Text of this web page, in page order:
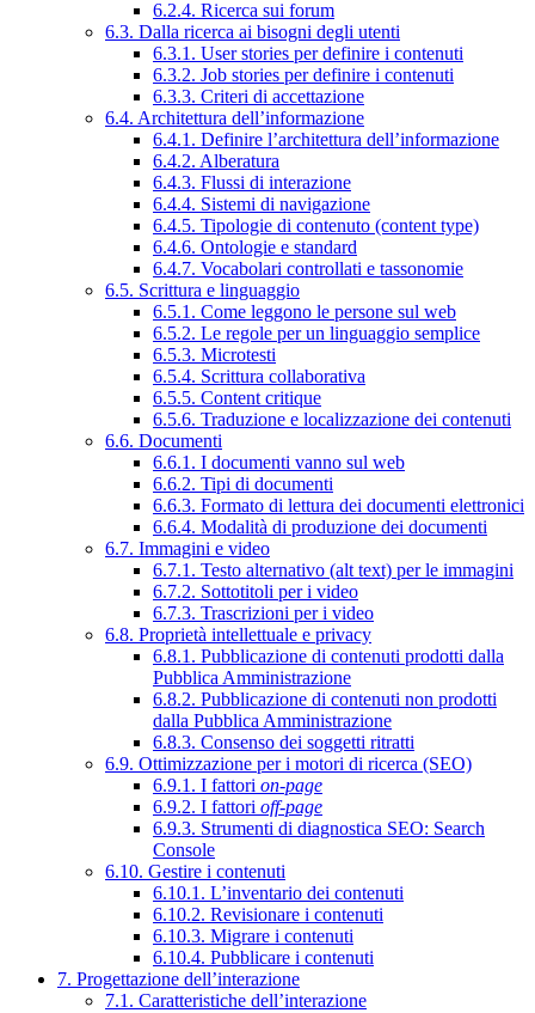
6.2.4. Ricerca sui forum
6.3. Dalla ricerca ai bisogni degli utenti
6.3.1. User stories per definire i contenuti
6.3.2. Job stories per definire i contenuti
6.3.3. Criteri di accettazione
6.4. Architettura dell’informazione
6.4.1. Definire l’architettura dell’informazione
6.4.2. Alberatura
6.4.3. Flussi di interazione
6.4.4. Sistemi di navigazione
6.4.5. Tipologie di contenuto (content type)
6.4.6. Ontologie e standard
6.4.7. Vocabolari controllati e tassonomie
6.5. Scrittura e linguaggio
6.5.1. Come leggono le persone sul web
6.5.2. Le regole per un linguaggio semplice
6.5.3. Microtesti
6.5.4. Scrittura collaborativa
6.5.5. Content critique
6.5.6. Traduzione e localizzazione dei contenuti
6.6. Documenti
6.6.1. I documenti vanno sul web
6.6.2. Tipi di documenti
6.6.3. Formato di lettura dei documenti elettronici
6.6.4. Modalità di produzione dei documenti
6.7. Immagini e video
6.7.1. Testo alternativo (alt text) per le immagini
6.7.2. Sottotitoli per i video
6.7.3. Trascrizioni per i video
6.8. Proprietà intellettuale e privacy
6.8.1. Pubblicazione di contenuti prodotti dalla
Pubblica Amministrazione
6.8.2. Pubblicazione di contenuti non prodotti
dalla Pubblica Amministrazione
6.8.3. Consenso dei soggetti ritratti
6.9. Ottimizzazione per i motori di ricerca (SEO)
6.9.1. I fattori on-page
6.9.2. I fattori off-page
6.9.3. Strumenti di diagnostica SEO: Search
Console
6.10. Gestire i contenuti
6.10.1. L’inventario dei contenuti
6.10.2. Revisionare i contenuti
6.10.3. Migrare i contenuti
6.10.4. Pubblicare i contenuti
7. Progettazione dell’interazione
7.1. Caratteristiche dell’interazione